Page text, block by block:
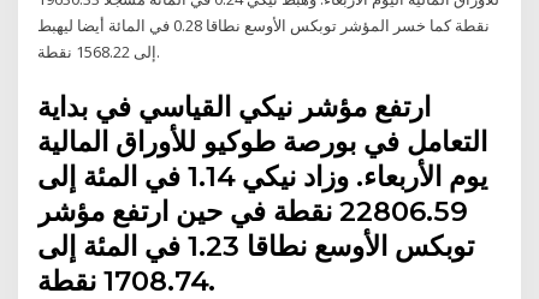
نقطة كما خسر المؤشر توبكس الأوسع نطاقا 0.28 في المائة أيضا ليهبط
إلى 1568.22 نقطة.
ارتفع مؤشر نيكي القياسي في بداية
التعامل في بورصة طوكيو للأوراق المالية
يوم الأربعاء. وزاد نيكي 1.14 في المئة إلى
22806.59 نقطة في حين ارتفع مؤشر
توبكس الأوسع نطاقا 1.23 في المئة إلى
1708.74 نقطة.